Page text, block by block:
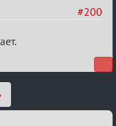
#200